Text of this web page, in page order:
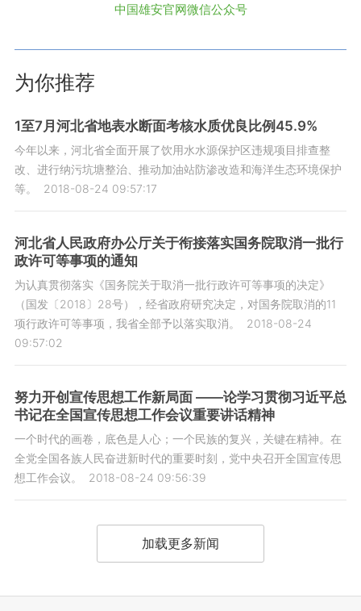
中国雄安官网微信公众号
为你推荐
1至7月河北省地表水断面考核水质优良比例45.9%
今年以来，河北省全面开展了饮用水水源保护区违规项目排查整
改、进行纳污坑塘整治、推动加油站防渗改造和海洋生态环境保护
等。
2018-08-24 09:57:17
河北省人民政府办公厅关于衔接落实国务院取消一批行
政许可等事项的通知
为认真贯彻落实《国务院关于取消一批行政许可等事项的决定》
（国发〔2018〕28号），经省政府研究决定，对国务院取消的11
项行政许可等事项，我省全部予以落实取消。
2018-08-24
09:57:02
努力开创宣传思想工作新局面 ——论学习贯彻习近平总
书记在全国宣传思想工作会议重要讲话精神
一个时代的画卷，底色是人心；一个民族的复兴，关键在精神。在
全党全国各族人民奋进新时代的重要时刻，党中央召开全国宣传思
想工作会议。
2018-08-24 09:56:39
加载更多新闻